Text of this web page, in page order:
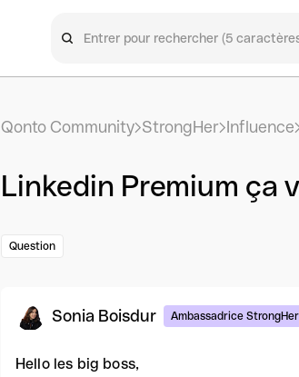
Qonto Community StrongHer Influence
Linkedin Premium ça
Question
Sonia Boisdur Ambassadrice StrongHer
Hello les big boss,